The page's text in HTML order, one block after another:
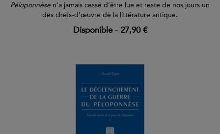
Péloponnèse n’a jamais cessé d’être lue et reste de nos jours un
des chefs-d’œuvre de la littérature antique.
Disponible- 27,90 €